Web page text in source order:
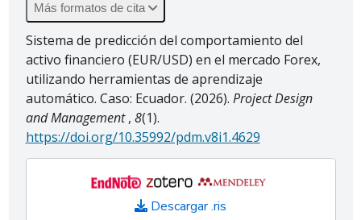
Más formatos de cita
Sistema de predicción del comportamiento del
activo financiero (EUR/USD) en el mercado Forex,
utilizando herramientas de aprendizaje
automático. Caso: Ecuador. (2026). Project Design
and Management, 8(1).
https://doi.org/10.35992/pdm.v8i1.4629
Descargar .ris